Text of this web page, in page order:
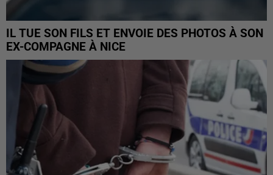
IL TUE SON FILS ET ENVOIE DES PHOTOS À SON
EX-COMPAGNE À NICE